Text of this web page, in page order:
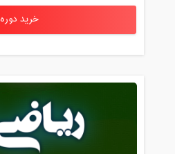
خرید دوره